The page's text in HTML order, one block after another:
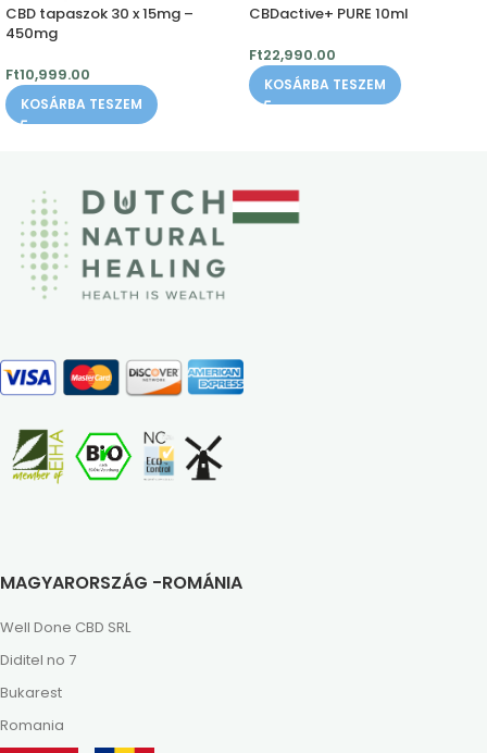
CBD tapaszok 30 x 15mg –
450mg
Ft10,999.00
KOSÁRBA TESZEM
CBDactive+ PURE 10ml
Ft22,990.00
KOSÁRBA TESZEM
MAGYARORSZÁG -ROMÁNIA
Well Done CBD SRL
Diditel no 7
Bukarest
Romania